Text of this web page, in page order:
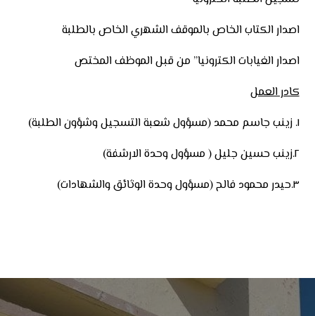
اصدار الكتاب الخاص بالموقف الشهري الخاص بالطلبة
اصدار الغيابات الكترونيا” من قبل الموظف المختص
كادر العمل
١. زينب جاسم محمد (مسؤول شعبة التسجيل وشؤون الطلبة)
٢.زينب حسين جليل ( مسؤول وحدة الارشفة)
٣.حيدر محمود فالح (مسؤول وحدة الوثائق والشهادات)